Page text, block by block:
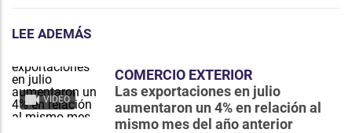
LEE ADEMÁS
VIDEO
COMERCIO EXTERIOR
Las exportaciones en julio
aumentaron un 4% en relación al
mismo mes del año anterior